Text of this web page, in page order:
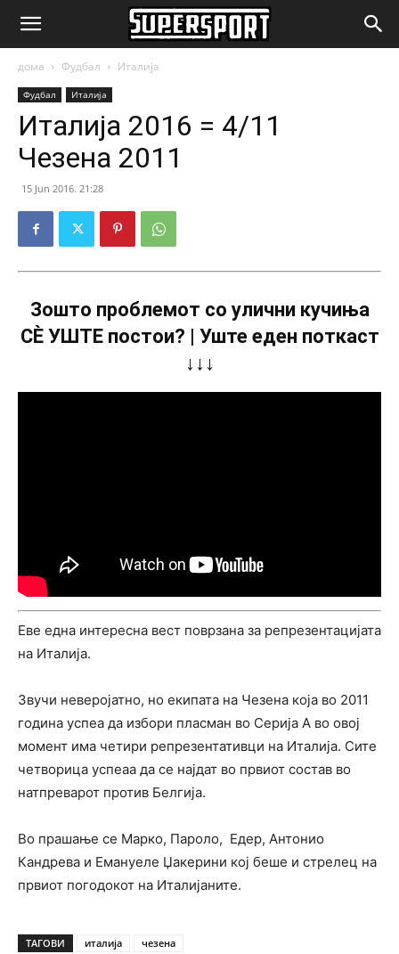
SuperSport.mk
дома Фудбал Италија
Фудбал Италија
Италија 2016 = 4/11
Чезена 2011
15 Jun 2016. 21:28
Зошто проблемот со улични кучиња
СÈ УШТЕ постои? | Уште еден поткаст
↓↓↓
Еве една интересна вест поврзана за репрезентацијата
на Италија.
Звучи неверојатно, но екипата на Чезена која во 2011
година успеа да избори пласман во Серија А во овој
момент има четири репрезентативци на Италија. Сите
четворица успеаа да се најдат во првиот состав во
натпреварот против Белгија.
Во прашање се Марко, Пароло, Едер, Антонио
Кандрева и Емануеле Џакерини кој беше и стрелец на
првиот погодокот на Италијаните.
ТАГОВИ италија чезена